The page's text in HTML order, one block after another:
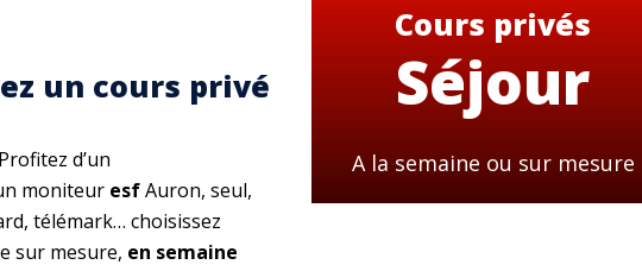
un cours privé
d’un
moniteur esfAuron, seul,
télémark… choisissez
sur mesure, en semaine
Cours privés
Séjour
A la semaine ou sur mesure